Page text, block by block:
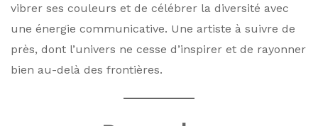
vibrer ses couleurs et de célébrer la diversité avec
une énergie communicative. Une artiste à suivre de
près, dont l’univers ne cesse d’inspirer et de rayonner
bien au-delà des frontières.